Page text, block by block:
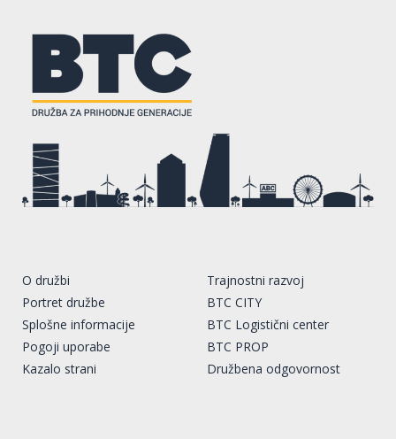
O družbi
Portret družbe
Splošne informacije
Pogoji uporabe
Kazalo strani
Trajnostni razvoj
BTC CITY
BTC Logistični center
BTC PROP
Družbena odgovornost